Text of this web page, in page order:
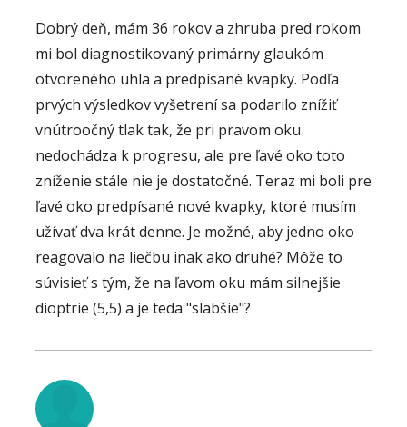
Dobrý deň, mám 36 rokov a zhruba pred rokom
mi bol diagnostikovaný primárny glaukóm
otvoreného uhla a predpísané kvapky. Podľa
prvých výsledkov vyšetrení sa podarilo znížiť
vnútroočný tlak tak, že pri pravom oku
nedochádza k progresu, ale pre ľavé oko toto
zníženie stále nie je dostatočné. Teraz mi boli pre
ľavé oko predpísané nové kvapky, ktoré musím
užívať dva krát denne. Je možné, aby jedno oko
reagovalo na liečbu inak ako druhé? Môže to
súvisieť s tým, že na ľavom oku mám silnejšie
dioptrie (5,5) a je teda "slabšie"?